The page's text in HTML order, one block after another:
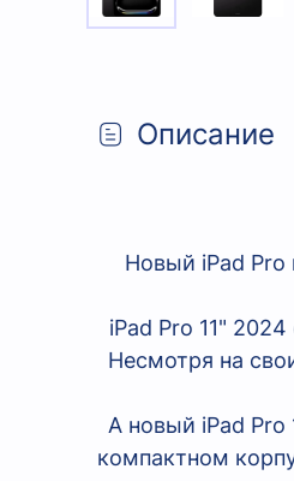
Описание
Новый iPad
iPad Pro 11"
Несмотря на
А новый iPad Pro
компактном